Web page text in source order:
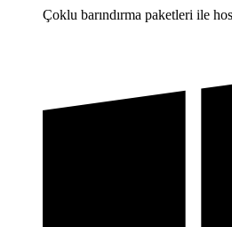
Çoklu barındırma paketleri ile